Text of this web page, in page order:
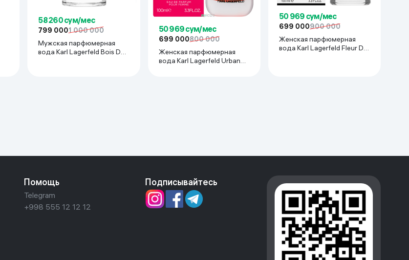
58 260 сум/мес
799 0001 000 000
Мужская парфюмерная
вода Karl Lagerfeld Bois De
50 969 сум/мес
699 000800 000
Женская парфюмерная
вода Karl Lagerfeld Urban
50 969 сум/мес
699 000900 000
Женская парфюмерная
вода Karl Lagerfeld Fleur De
Помощь
Telegram
+998 555 12 12 12
Подписывайтесь